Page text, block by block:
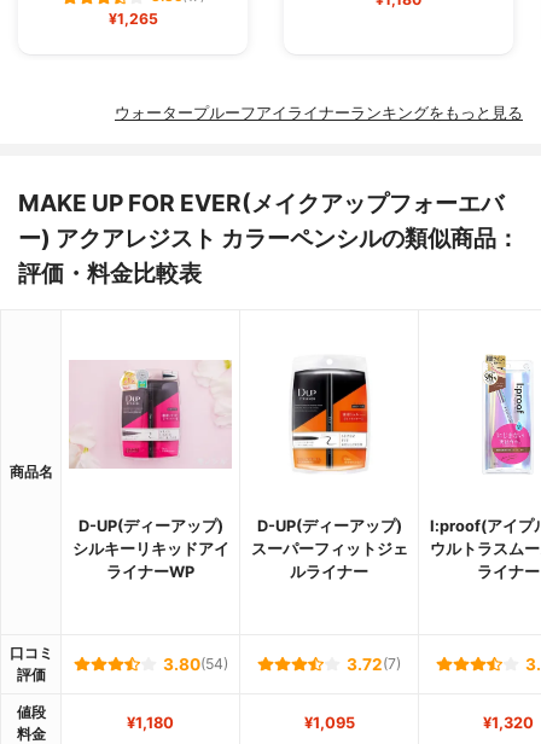
¥1,265
ウォータープルーフアイライナーランキングをもっと見る
MAKE UP FOR EVER(メイクアップフォーエバ
ー) アクアレジスト カラーペンシルの類似商品：
評価・料金比較表
商品名
D-UP(ディーアップ)
シルキーリキッドアイ
ライナーWP
D-UP(ディーアップ)
スーパーフィットジェ
ルライナー
I:proof(アイプ
ウルトラスム
ライナー
口コミ
評価
3.80(54) 3.72(7)
値段
料金
¥1,180 ¥1,095 ¥1,320